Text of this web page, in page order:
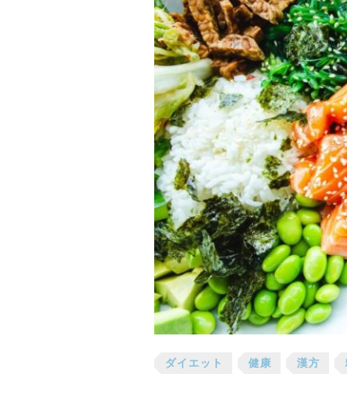
ダイエット 健康 漢方